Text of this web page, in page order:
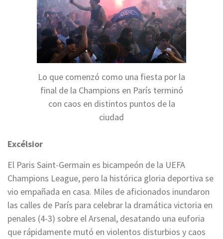
Lo que comenzó como una fiesta por la
final de la Champions en París terminó
con caos en distintos puntos de la
ciudad
Excélsior
El Paris Saint-Germain es bicampeón de la UEFA
Champions League, pero la histórica gloria deportiva se
vio empañada en casa. Miles de aficionados inundaron
las calles de París para celebrar la dramática victoria en
penales (4-3) sobre el Arsenal, desatando una euforia
que rápidamente mutó en violentos disturbios y caos